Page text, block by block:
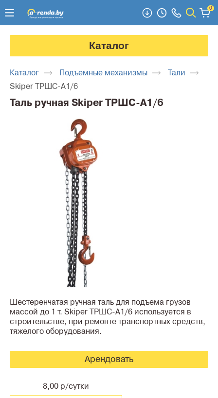
0
Каталог
Каталог Подъемные механизмы
Тали
Skiper ТРШС-А1/6
Таль ручная Skiper ТРШС-А1/6
Шестеренчатая ручная таль для подъема грузов
массой до 1 т. Skiper ТРШС-А1/6 используется в
строительстве, при ремонте транспортных средств,
тяжелого оборудования.
Арендовать
8,00 р/сутки